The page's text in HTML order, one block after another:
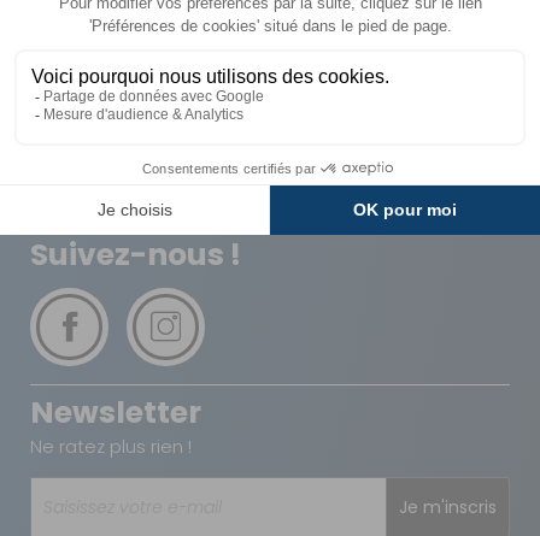
Expédié sous 72h Sécurisés
Carte de fidélité Plusieurs fois
Suivez-nous !
Newsletter
Ne ratez plus rien !
Je m'inscris